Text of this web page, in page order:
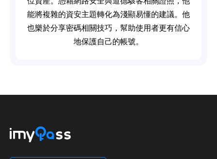
能將複雜的資安主題轉化為淺顯易懂的建議。他
也樂於分享密碼相關技巧，幫助使用者更有信心
地保護自己的帳號。